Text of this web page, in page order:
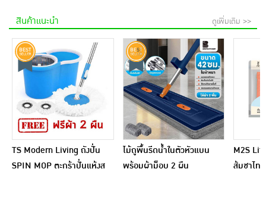
สินค้าแนะนำ ดูเพิ่มเติม >>
TS Modern Living ถังปั่น
SPIN MOP ตะกร้าปั่นแห้งส
ไม้ถูพื้นรีดน้ำในตัวหัวแบน
พร้อมผ้าม็อบ 2 ผืน
M2S
ส้มชาไท